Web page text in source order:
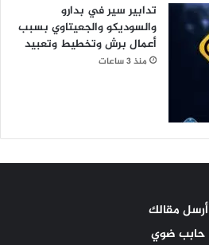
تدابير سير في بدارو
والسوديكو والجعيتاوي بسبب
أعمال برش وتخطيط وتعبيد
منذ 3 ساعات
أرسل مقالك
حابب ضوي